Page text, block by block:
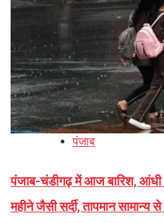
पंजाब
पंजाब-चंडीगढ़ में आज बारिश,
महीने जैसी सर्दी, तापमान